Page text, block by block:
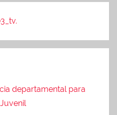
departamental para